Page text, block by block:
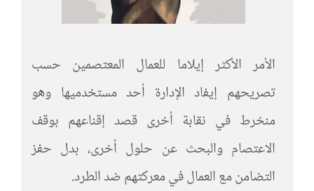
الأمر الأكثر إيلاما للعمال المعتصمين حسب
تصريحهم إيفاد الإدارة أحد مستخدميها وهو
منخرط في نقابة أخرى قصد إقناعهم بوقف
الاعتصام والبحث عن حلول أخرى، بدل حفز
التضامن مع العمال في معركتهم ضد الطرد.